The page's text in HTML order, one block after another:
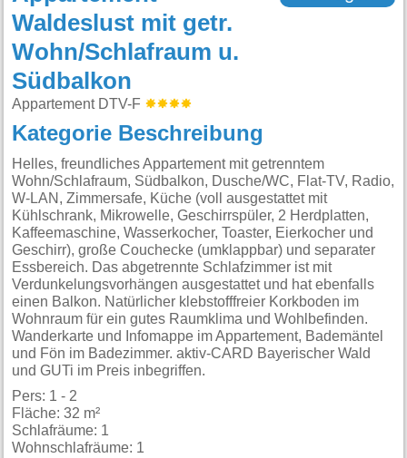
Waldeslust mit getr.
Wohn/Schlafraum u.
Südbalkon
Appartement DTV-F
Kategorie Beschreibung
Helles, freundliches Appartement mit getrenntem
Wohn/Schlafraum, Südbalkon, Dusche/WC, Flat-TV, Radio,
W-LAN, Zimmersafe, Küche (voll ausgestattet mit
Kühlschrank, Mikrowelle, Geschirrspüler, 2 Herdplatten,
Kaffeemaschine, Wasserkocher, Toaster, Eierkocher und
Geschirr), große Couchecke (umklappbar) und separater
Essbereich. Das abgetrennte Schlafzimmer ist mit
Verdunkelungsvorhängen ausgestattet und hat ebenfalls
einen Balkon. Natürlicher klebstofffreier Korkboden im
Wohnraum für ein gutes Raumklima und Wohlbefinden.
Wanderkarte und Infomappe im Appartement, Bademäntel
und Fön im Badezimmer. aktiv-CARD Bayerischer Wald
und GUTi im Preis inbegriffen.
Pers: 1 - 2
Fläche: 32 m²
Schlafräume: 1
Wohnschlafräume: 1